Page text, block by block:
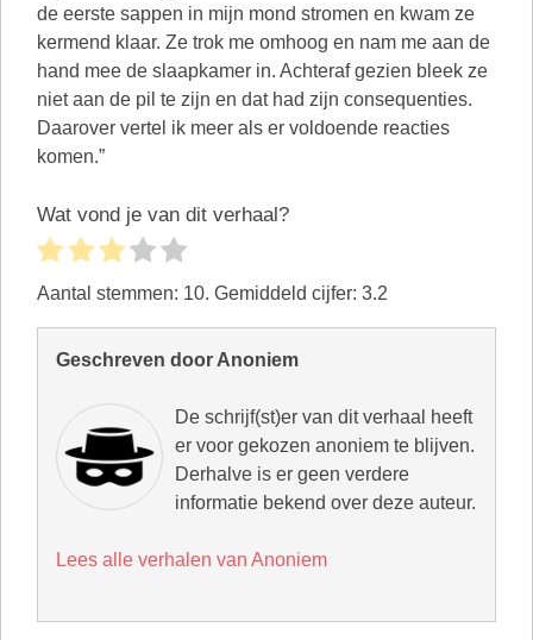
de eerste sappen in mijn mond stromen en kwam ze
kermend klaar. Ze trok me omhoog en nam me aan de
hand mee de slaapkamer in. Achteraf gezien bleek ze
niet aan de pil te zijn en dat had zijn consequenties.
Daarover vertel ik meer als er voldoende reacties
komen.”
Wat vond je van dit verhaal?
Aantal stemmen: 10. Gemiddeld cijfer: 3.2
Geschreven door Anoniem
De schrijf(st)er van dit verhaal heeft
er voor gekozen anoniem te blijven.
Derhalve is er geen verdere
informatie bekend over deze auteur.
Lees alle verhalen van Anoniem